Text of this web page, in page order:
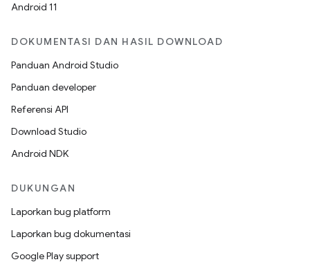
Android 11
DOKUMENTASI DAN HASIL DOWNLOAD
Panduan Android Studio
Panduan developer
Referensi API
Download Studio
Android NDK
DUKUNGAN
Laporkan bug platform
Laporkan bug dokumentasi
Google Play support